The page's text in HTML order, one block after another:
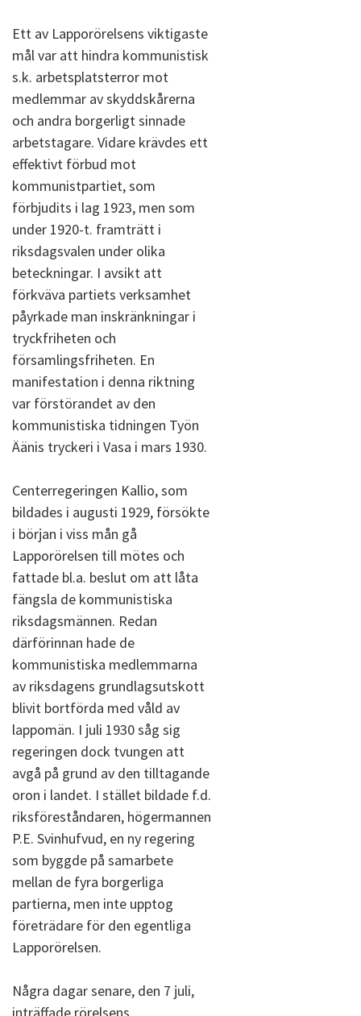
Ett av Lapporörelsens viktigaste
mål var att hindra kommunistisk
s.k. arbetsplatsterror mot
medlemmar av skyddskårerna
och andra borgerligt sinnade
arbetstagare. Vidare krävdes ett
effektivt förbud mot
kommunistpartiet, som
förbjudits i lag 1923, men som
under 1920-t. framträtt i
riksdagsvalen under olika
beteckningar. I avsikt att
förkväva partiets verksamhet
påyrkade man inskränkningar i
tryckfriheten och
församlingsfriheten. En
manifestation i denna riktning
var förstörandet av den
kommunistiska tidningen Työn
Äänis tryckeri i Vasa i mars 1930.
Centerregeringen Kallio, som
bildades i augusti 1929, försökte
i början i viss mån gå
Lapporörelsen till mötes och
fattade bl.a. beslut om att låta
fängsla de kommunistiska
riksdagsmännen. Redan
därförinnan hade de
kommunistiska medlemmarna
av riksdagens grundlagsutskott
blivit bortförda med våld av
lappomän. I juli 1930 såg sig
regeringen dock tvungen att
avgå på grund av den tilltagande
oron i landet. I stället bildade f.d.
riksföreståndaren, högermannen
P.E. Svinhufvud, en ny regering
som byggde på samarbete
mellan de fyra borgerliga
partierna, men inte upptog
företrädare för den egentliga
Lapporörelsen.
Några dagar senare, den 7 juli,